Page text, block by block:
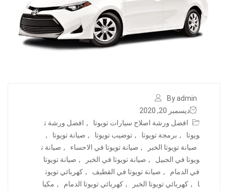
By admin
ديسمبر 20, 2020
افضل ورشة اصلاح سيارات تويوتا
, افضل ورشة ت
ويوتا
, برمجة تويوتا , توضيب تويوتا , صيانة تويوتا
,
صيانة تويوتا الخبر
, صيانة تويوتا في الاحساء , صيانة ت
ويوتا في الجبيل
, صيانة تويوتا في الخبر , صيانة تويوتا
في الدمام
, صيانة تويوتا في القطيف , كهربائي تويوت
ا
, كهربائي تويوتا الخبر , كهربائي تويوتا الدمام , مكيا